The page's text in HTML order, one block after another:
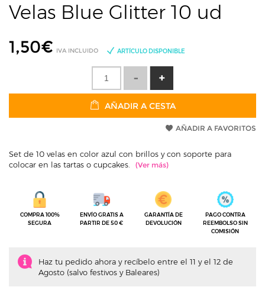
Velas Blue Glitter 10 ud
1,50€ IVA INCLUIDO ARTÍCULO DISPONIBLE
AÑADIR A CESTA
AÑADIR A FAVORITOS
Set de 10 velas en color azul con brillos y con soporte para
colocar en las tartas o cupcakes.
COMPRA 100%
SEGURA
ENVÍO GRATIS A
PARTIR DE 50 €
GARANTÍA DE
DEVOLUCIÓN
PAGO CONTRA
REEMBOLSO SIN
COMISIÓN
Haz tu pedido ahora y recíbelo entre el 11 y el 12 de
Agosto (salvo festivos y Baleares)